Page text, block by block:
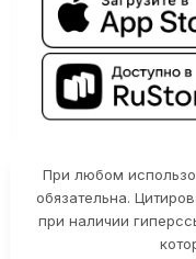
При любом
обязательна.
при наличии